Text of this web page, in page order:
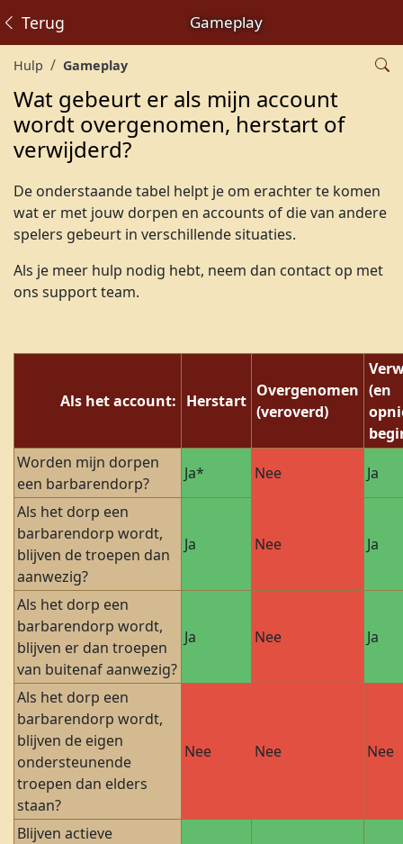
Gameplay
Terug
Hulp Gameplay
Wat gebeurt er als mijn account
wordt overgenomen, herstart of
verwijderd?
De onderstaande tabel helpt je om erachter te komen
wat er met jouw dorpen en accounts of die van andere
spelers gebeurt in verschillende situaties.
Als je meer hulp nodig hebt, neem dan contact op met
ons support team.
Als het account: Herstart
Overgenomen
(veroverd)
(en
Worden mijn dorpen
een barbarendorp?
Ja* Nee
Ja
Als het dorp een
barbarendorp wordt,
blijven de troepen dan
aanwezig?
Ja Nee Ja
Als het dorp een
barbarendorp wordt,
blijven er dan troepen
van buitenaf aanwezig?
Ja Nee Ja
Als het dorp een
barbarendorp wordt,
blijven de eigen
ondersteunende
troepen dan elders
staan?
Nee Nee Nee
Blijven actieve